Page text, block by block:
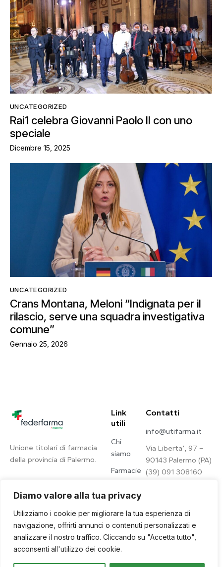
Diamo valore alla tua privacy
Utilizziamo i cookie per migliorare la tua esperienza di
navigazione, offrirti annunci o contenuti personalizzati e
analizzare il nostro traffico. Cliccando su "Accetta tutto",
acconsenti all'utilizzo dei cookie.
UNCATEGORIZED
Rai1 celebra Giovanni Paolo II con uno
speciale
Dicembre 15, 2025
UNCATEGORIZED
Crans Montana, Meloni “Indignata per il
rilascio, serve una squadra investigativa
comune”
Gennaio 25, 2026
Unione titolari di farmacia
della provincia di Palermo.
Link
utili
Chi
siamo
Farmacie
Policy
Contatti
info@utifarma.it
Via Liberta’, 97 –
90143 Palermo (PA)
(39) 091 308160